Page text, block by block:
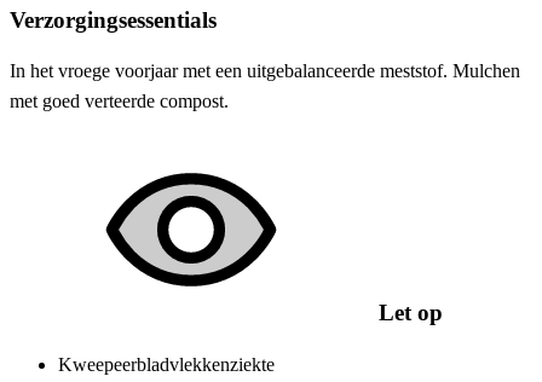
Verzorgingsessentials
In het vroege voorjaar met een uitgebalanceerde meststof. Mulchen
met goed verteerde compost.
Let op
Kweepeerbladvlekkenziekte